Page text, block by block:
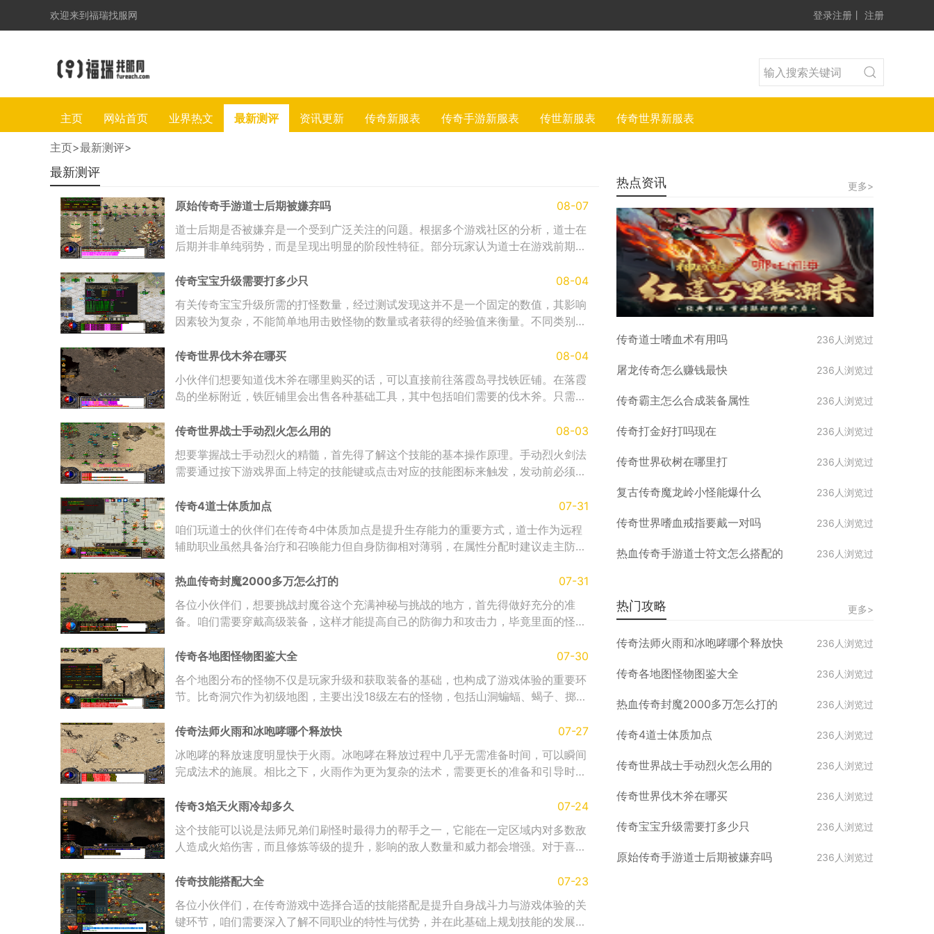
欢迎来到福瑞找服网 登录注册 丨 注册
主页 网站首页 业界热文 最新测评 资讯更新 传奇新服表 传奇手游新服表 传世新服表 传奇世界新服表
主页>最新测评>
最新测评
原始传奇手游道士后期被嫌弃吗
08-07
道士后期是否被嫌弃是一个受到广泛关注的问题。根据多个游戏社区的分析，道士在
后期并非单纯弱势，而是呈现出明显的阶段性特征。部分玩家认为道士在游戏前期表
传奇宝宝升级需要打多少只
08-04
有关传奇宝宝升级所需的打怪数量，经过测试发现这并不是一个固定的数值，其影响
因素较为复杂，不能简单地用击败怪物的数量或者获得的经验值来衡量。不同类别的
传奇世界伐木斧在哪买
08-04
小伙伴们想要知道伐木斧在哪里购买的话，可以直接前往落霞岛寻找铁匠铺。在落霞
岛的坐标附近，铁匠铺里会出售各种基础工具，其中包括咱们需要的伐木斧。只需要
传奇世界战士手动烈火怎么用的
08-03
想要掌握战士手动烈火的精髓，首先得了解这个技能的基本操作原理。手动烈火剑法
需要通过按下游戏界面上特定的技能键或点击对应的技能图标来触发，发动前必须确
传奇4道士体质加点
07-31
咱们玩道士的伙伴们在传奇4中体质加点是提升生存能力的重要方式，道士作为远程
辅助职业虽然具备治疗和召唤能力但自身防御相对薄弱，在属性分配时建议走主防御
热血传奇封魔2000多万怎么打的
07-31
各位小伙伴们，想要挑战封魔谷这个充满神秘与挑战的地方，首先得做好充分的准
备。咱们需要穿戴高级装备，这样才能提高自己的防御力和攻击力，毕竟里面的怪物
传奇各地图怪物图鉴大全
07-30
各个地图分布的怪物不仅是玩家升级和获取装备的基础，也构成了游戏体验的重要环
节。比奇洞穴作为初级地图，主要出没18级左右的怪物，包括山洞蝙蝠、蝎子、掷斧
传奇法师火雨和冰咆哮哪个释放快
07-27
冰咆哮的释放速度明显快于火雨。冰咆哮在释放过程中几乎无需准备时间，可以瞬间
完成法术的施展。相比之下，火雨作为更为复杂的法术，需要更长的准备和引导时
传奇3焰天火雨冷却多久
07-24
这个技能可以说是法师兄弟们刷怪时最得力的帮手之一，它能在一定区域内对多数敌
人造成火焰伤害，而且修炼等级的提升，影响的敌人数量和威力都会增强。对于喜欢
传奇技能搭配大全
07-23
各位小伙伴们，在传奇游戏中选择合适的技能搭配是提升自身战斗力与游戏体验的关
键环节，咱们需要深入了解不同职业的特性与优势，并在此基础上规划技能的发展方
热点资讯 更多>
传奇道士嗜血术有用吗 236人浏览过
屠龙传奇怎么赚钱最快 236人浏览过
传奇霸主怎么合成装备属性 236人浏览过
传奇打金好打吗现在 236人浏览过
传奇世界砍树在哪里打 236人浏览过
复古传奇魔龙岭小怪能爆什么 236人浏览过
传奇世界嗜血戒指要戴一对吗 236人浏览过
热血传奇手游道士符文怎么搭配的 236人浏览过
热门攻略 更多>
传奇法师火雨和冰咆哮哪个释放快 236人浏览过
传奇各地图怪物图鉴大全 236人浏览过
热血传奇封魔2000多万怎么打的 236人浏览过
传奇4道士体质加点 236人浏览过
传奇世界战士手动烈火怎么用的 236人浏览过
传奇世界伐木斧在哪买 236人浏览过
传奇宝宝升级需要打多少只 236人浏览过
原始传奇手游道士后期被嫌弃吗 236人浏览过